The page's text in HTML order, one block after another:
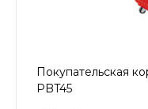
Покупательская
PBT45